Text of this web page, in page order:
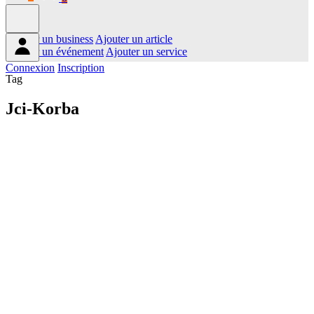
Ajouter un business Ajouter un article
Ajouter un événement Ajouter un service
Connexion Inscription
Tag
Jci-Korba